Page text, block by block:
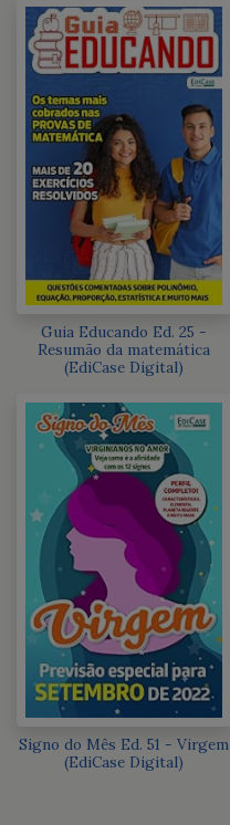
Guia Educando Ed. 25 -
Resumão da matemática
(EdiCase Digital)
Signo do Mês Ed. 51 - Virgem
(EdiCase Digital)